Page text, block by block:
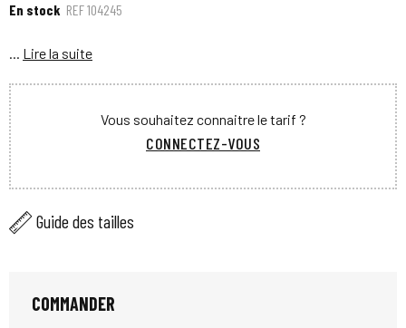
En stock REF104245
... Lire la suite
Vous souhaitez connaitre le tarif ?
CONNECTEZ-VOUS
Guide des tailles
COMMANDER